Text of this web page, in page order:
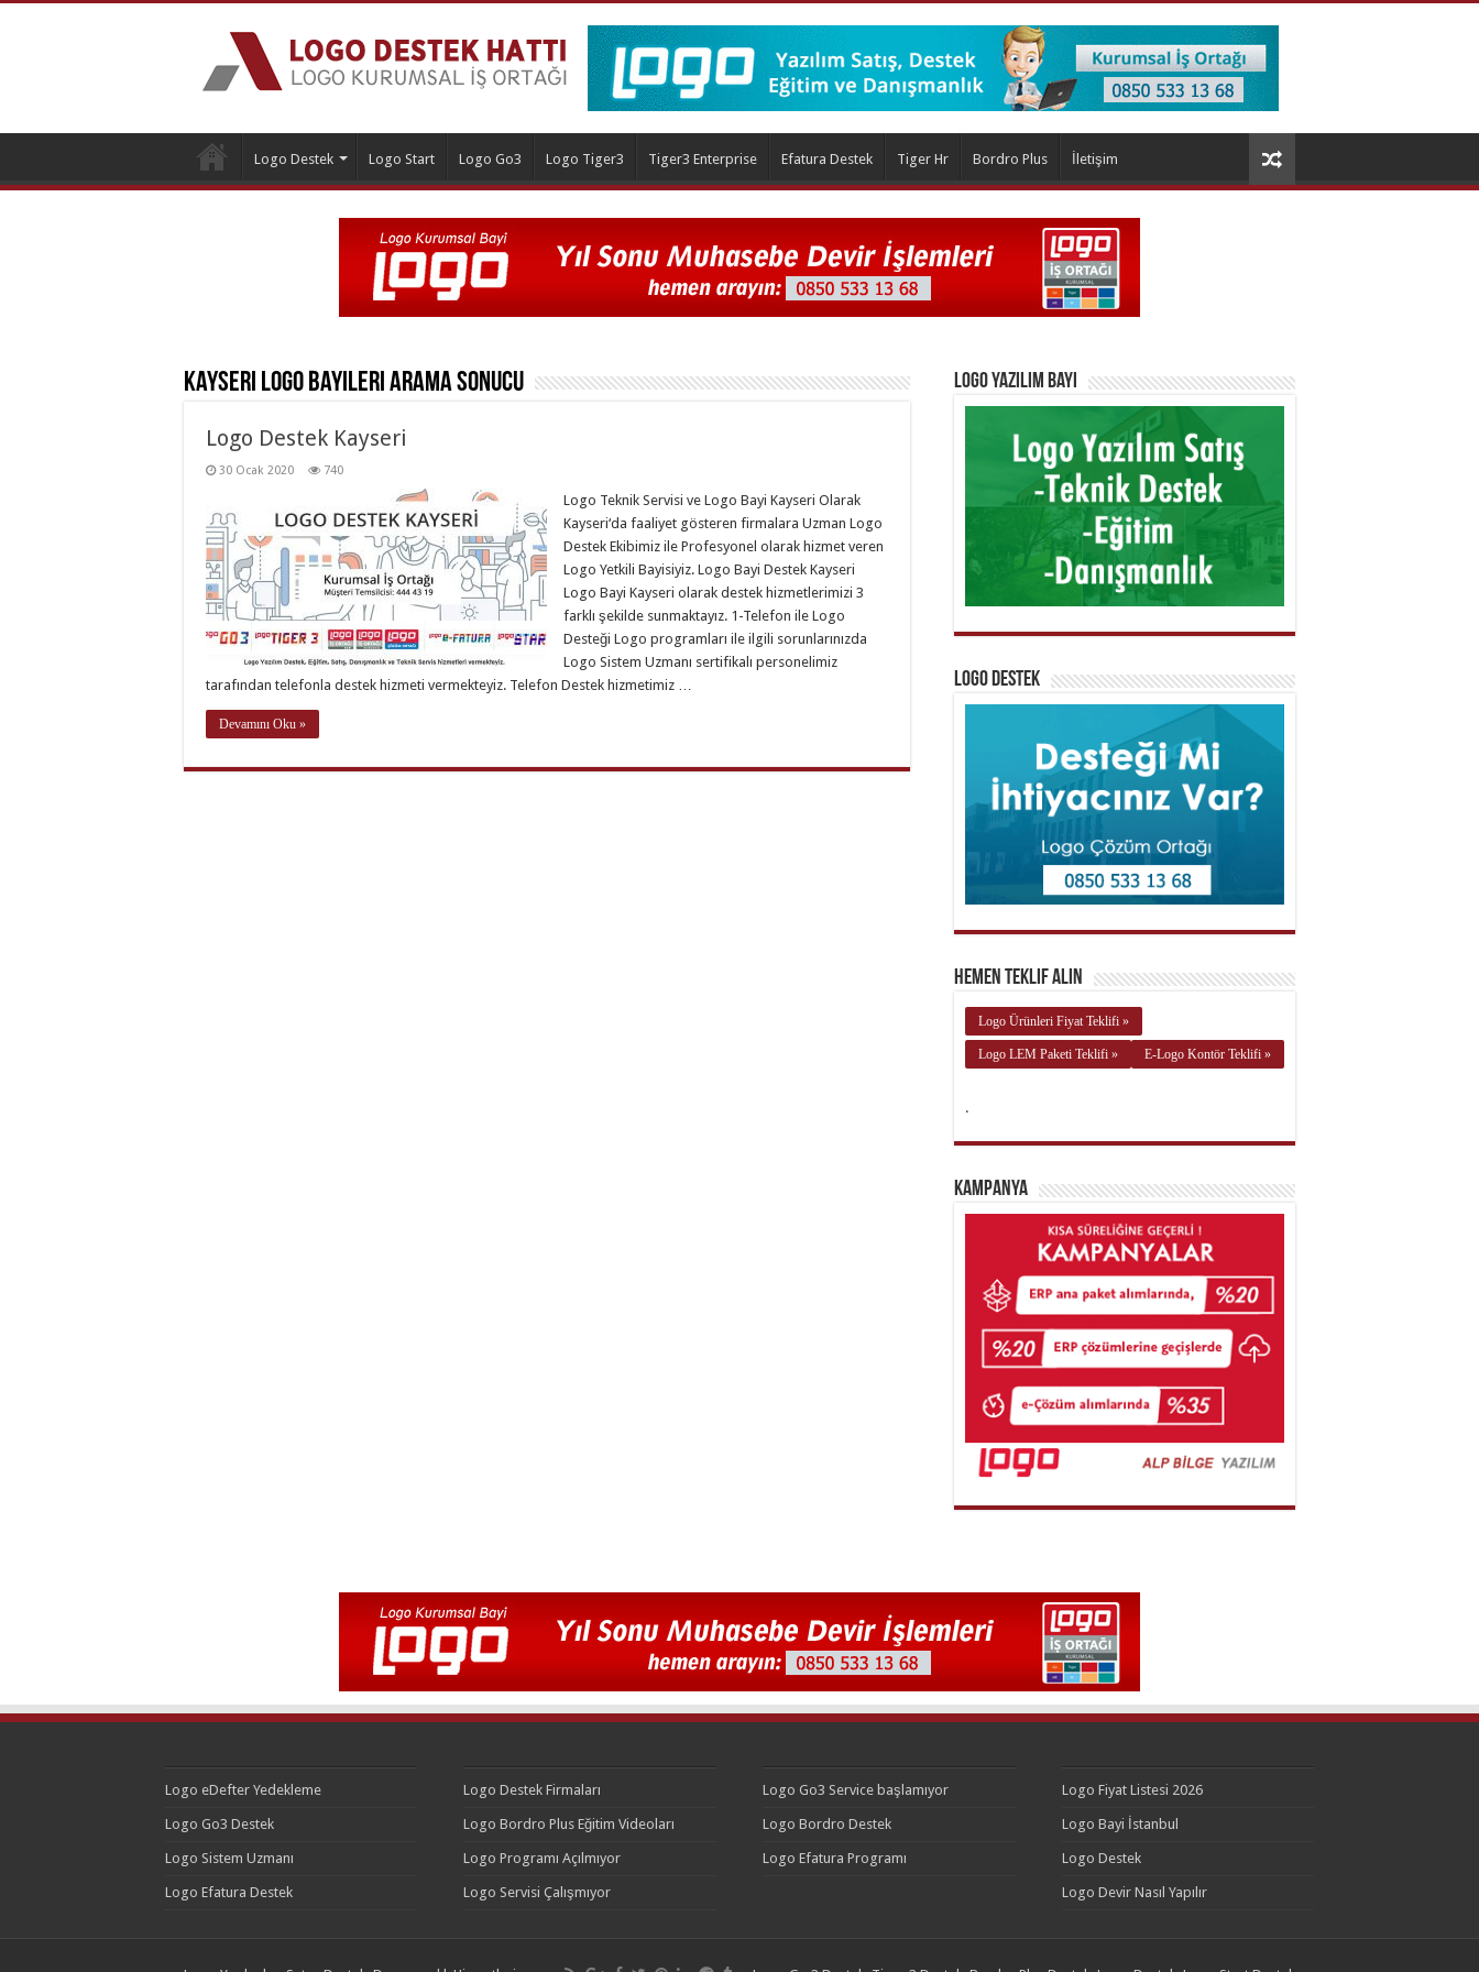
Logo Destek Logo Start Logo Go3 Logo Tiger3 Tiger3 Enterprise Efatura Destek Tiger Hr Bordro Plus İletişim
Kayseri Logo BayileriArama Sonucu
Logo Destek Kayseri
30 Ocak 2020 740
Logo Teknik Servisi ve Logo Bayi Kayseri Olarak
Kayseri‘da faaliyet gösteren firmalara Uzman Logo
Destek Ekibimiz ile Profesyonel olarak hizmet veren
Logo Yetkili Bayisiyiz. Logo Bayi Destek Kayseri
Logo Bayi Kayseri olarak destek hizmetlerimizi 3
farklı şekilde sunmaktayız. 1-Telefon ile Logo
Desteği Logo programları ile ilgili sorunlarınızda
Logo Sistem Uzmanı sertifikalı personelimiz
tarafından telefonla destek hizmeti vermekteyiz. Telefon Destek hizmetimiz …
Devamını Oku »
Logo Yazılım Bayi
Logo Destek
Hemen Teklif Alın
Logo Ürünleri Fiyat Teklifi »
Logo LEM Paketi Teklifi » E-Logo Kontör Teklifi »
.
Kampanya
Logo eDefter Yedekleme
Logo Go3 Destek
Logo Sistem Uzmanı
Logo Efatura Destek
Logo Destek Firmaları
Logo Bordro Plus Eğitim Videoları
Logo Programı Açılmıyor
Logo Servisi Çalışmıyor
Logo Go3 Service başlamıyor
Logo Bordro Destek
Logo Efatura Programı
Logo Fiyat Listesi 2026
Logo Bayi İstanbul
Logo Destek
Logo Devir Nasıl Yapılır